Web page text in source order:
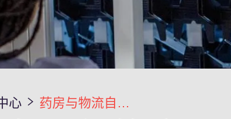
心 药房与物流自动化的应用，改善医院的工作